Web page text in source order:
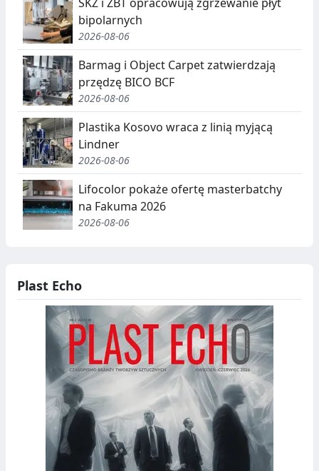
bipolarnych
2026-08-06
Barmag i Object Carpet zatwierdzają
przędzę BICO BCF
2026-08-06
Plastika Kosovo wraca z linią myjącą
Lindner
2026-08-06
Lifocolor pokaże ofertę masterbatchy
na Fakuma 2026
2026-08-06
Plast Echo